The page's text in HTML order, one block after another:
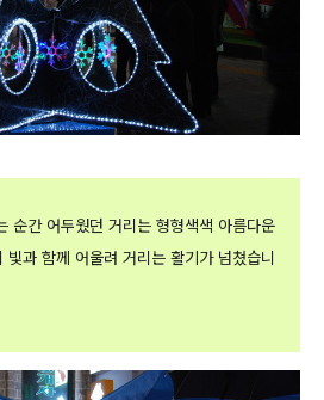
순간 어두웠던 거리는 형형색색 아름다운
과 함께 어울려 거리는 활기가 넘쳤습니